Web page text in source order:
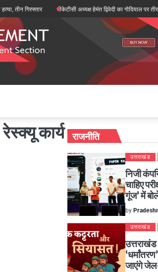
गिरफ्तार बीकेटीसी अध्यक्ष हेमंत द्विवेदी का गोदियाल पर तीखा
कार्य
राजनीति
उत्तराखंड
निजी
चाहिए
गूंज’ में
by
उत्तराखंड
उत्तराखंड
जाएंगे